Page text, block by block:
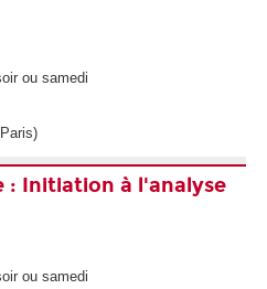
ou samedi
: Initiation à l'analyse
ou samedi